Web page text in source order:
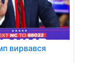
вирвався